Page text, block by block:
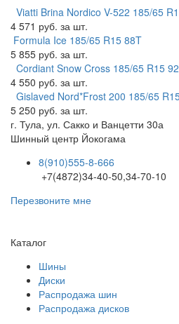
Viatti Brina Nordico V-522 185/65
4 571 руб. за шт.
Formula Ice 185/65 R15 88T
5 855 руб. за шт.
Cordiant Snow Cross 185/65 R15
4 550 руб. за шт.
Gislaved Nord*Frost 200 185/65
5 250 руб. за шт.
г. Тула, ул. Сакко и Ванцетти 30а
Шинный центр Йокогама
8(910)555-8-666
+7(4872)34-40-50,34-70-10
Перезвоните мне
Каталог
Шины
Диски
Распродажа шин
Распродажа дисков